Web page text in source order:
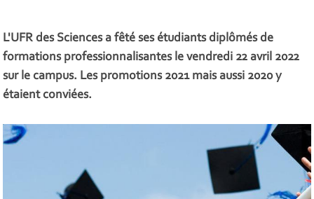
L'UFR des Sciences a fêté ses étudiants diplômés de
formations professionnalisantes le vendredi 22 avril 2022
sur le campus. Les promotions 2021 mais aussi 2020 y
étaient conviées.